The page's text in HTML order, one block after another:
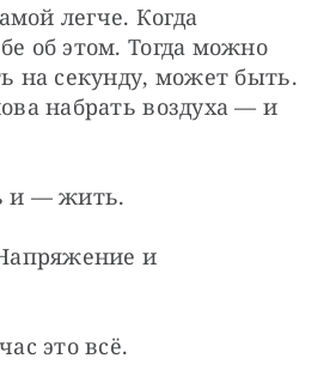
легче. Когда
об этом. Тогда можно
на секунду, может быть.
набрать воздуха — и
и — жить.
и
это всё.